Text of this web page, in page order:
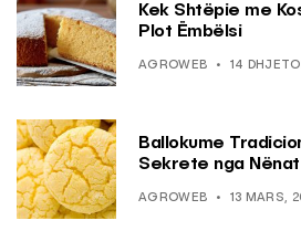
Kek Shtëpie me
Plot Ëmbëlsi
AGROWEB 14
Ballokume
Sekrete nga Nënat
AGROWEB 13 MARS,